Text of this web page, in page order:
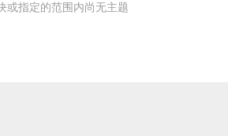
或指定的范围内尚无主题